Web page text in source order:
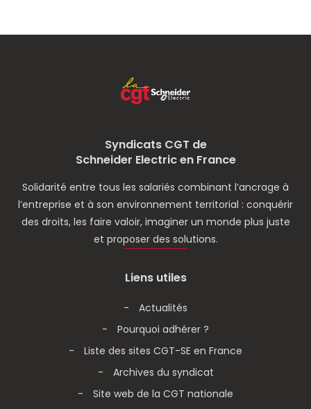
Syndicats CGT de
Schneider Electric en France
Solidarité entre tous les salariés combinant l’ancrage à
l’entreprise et à son environnement territorial : conquérir
des droits, les faire valoir, imaginer un monde plus juste
et proposer des solutions.
Liens utiles
Actualités
Pourquoi adhérer ?
Liste des sites CGT-SE en France
Archives du syndicat
Site web de la CGT nationale